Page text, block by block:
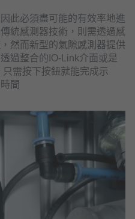
此必須盡可能的有效率地進
統感測器技術，則需透過感
然而新型的氣隙感測器提供
過整合的IO-Link介面或是
需按下按鈕就能完成示
間